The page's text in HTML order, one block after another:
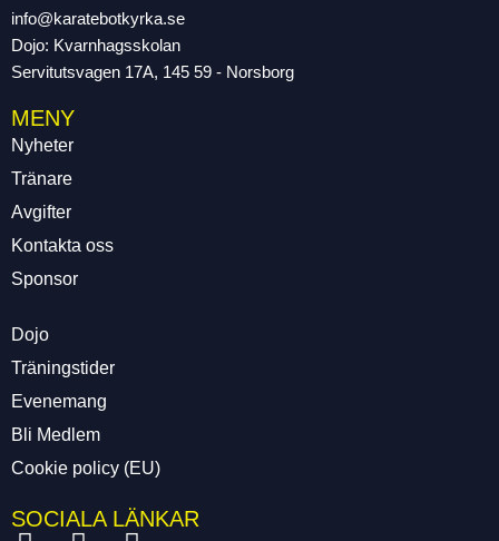
info@karatebotkyrka.se
Dojo: Kvarnhagsskolan
Servitutsvagen 17A, 145 59 - Norsborg
MENY
Nyheter
Tränare
Avgifter
Kontakta oss
Sponsor
Dojo
Träningstider
Evenemang
Bli Medlem
Cookie policy (EU)
SOCIALA LÄNKAR